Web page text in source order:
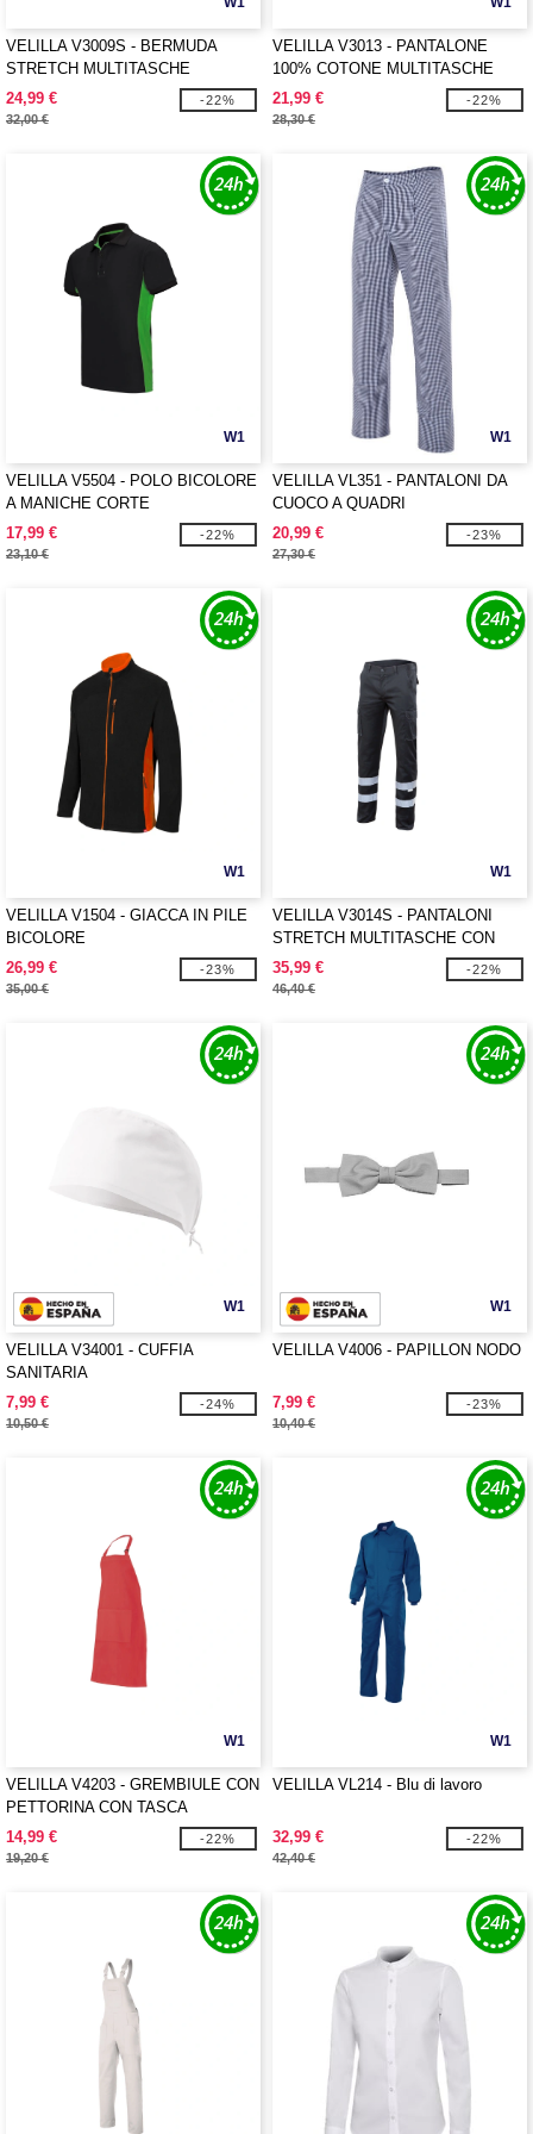
VELILLA V3009S - BERMUDA
STRETCH MULTITASCHE
24,99 €
32,00 €
-22%
VELILLA V3013 - PANTALONE
100% COTONE MULTITASCHE
21,99 €
28,30 €
-22%
W1
VELILLA V5504 - POLO BICOLORE
A MANICHE CORTE
17,99 €
23,10 €
-22%
W1
VELILLA VL351 - PANTALONI DA
CUOCO A QUADRI
20,99 €
27,30 €
-23%
W1
VELILLA V1504 - GIACCA IN PILE
BICOLORE
26,99 €
35,00 €
-23%
W1
VELILLA V3014S - PANTALONI
STRETCH MULTITASCHE CON
BANDE RIFLETTENTI
35,99 €
46,40 €
-22%
W1
VELILLA V34001 - CUFFIA
SANITARIA
7,99 €
10,50 €
-24%
W1
VELILLA V4006 - PAPILLON NODO
7,99 €
10,40 €
-23%
W1
VELILLA V4203 - GREMBIULE CON
PETTORINA CON TASCA
14,99 €
19,20 €
-22%
W1
VELILLA VL214 - Blu di lavoro
32,99 €
42,40 €
-22%